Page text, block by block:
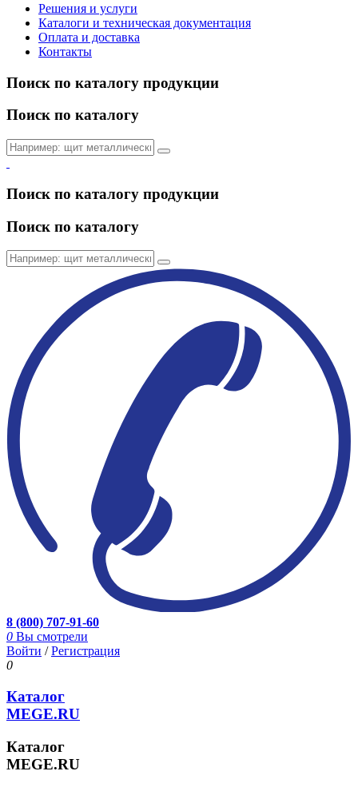
Решения и услуги
Каталоги и техническая документация
Оплата и доставка
Контакты
Поиск по каталогу продукции
Поиск по каталогу
Поиск по каталогу продукции
Поиск по каталогу
8 (800) 707-91-60
0 Вы смотрели
Войти /Регистрация
0
Каталог
MEGE.RU
Каталог
MEGE.RU